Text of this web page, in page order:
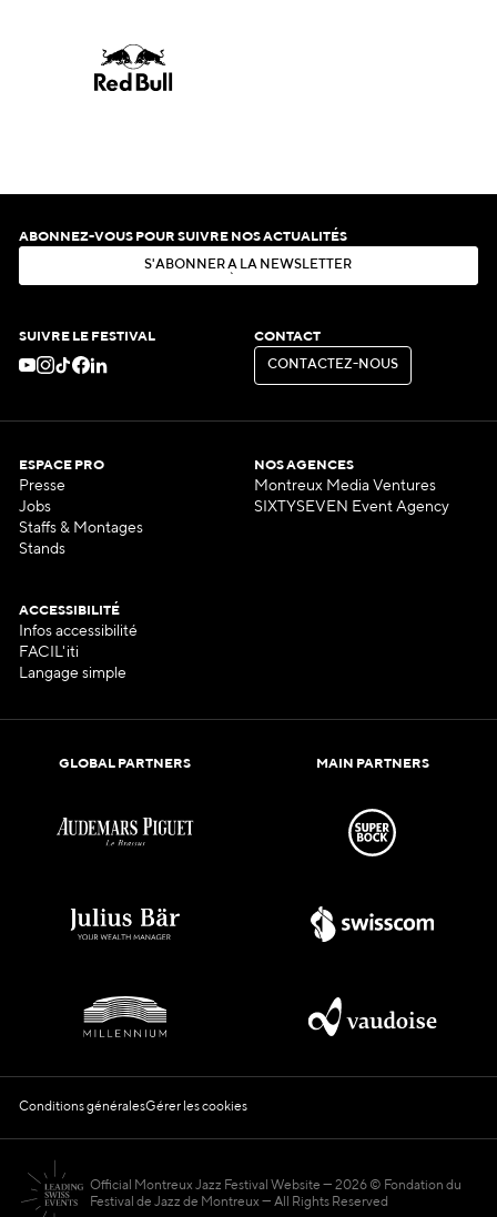
ABONNEZ-VOUS POUR SUIVRE NOS ACTUALITÉS
S'ABON N ER À LA N EWSLE ER
SUIVRE LE FESTIVAL CONTACT
CON ACT EZ-N OUS
CONTACTEZ-NOUS
ESPACE PRO
Presse
Jobs
Staffs & Montages
Stands
NOS AGENCES
Montreux Media Ventures
SIXTYSEVEN Event Agency
ACCESSIBILITÉ
Infos accessibilité
FACIL'iti
Langage simple
GLOBAL PARTNERS MAIN PARTNERS
Conditions généralesGérer les cookies
Official Montreux Jazz Festival Website
2026 © Fondation du
Festival de Jazz de Montreux — All Rights Reserved